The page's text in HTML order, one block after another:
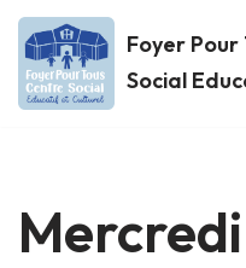
Aller
au
Foyer Pour
Social
Mercredi